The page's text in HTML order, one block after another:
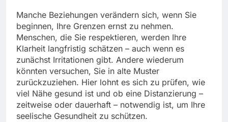
Manche Beziehungen verändern sich, wenn Sie
beginnen, Ihre Grenzen ernst zu nehmen.
Menschen, die Sie respektieren, werden Ihre
Klarheit langfristig schätzen – auch wenn es
zunächst Irritationen gibt. Andere wiederum
könnten versuchen, Sie in alte Muster
zurückzuziehen. Hier lohnt es sich zu prüfen, wie
viel Nähe gesund ist und ob eine Distanzierung –
zeitweise oder dauerhaft – notwendig ist, um Ihre
seelische Gesundheit zu schützen.